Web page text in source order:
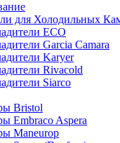
для Холодильных
ECO
Garcia Camara
Karyer
Rivacold
Siarco
Bristol
Embraco Aspera
Maneurop